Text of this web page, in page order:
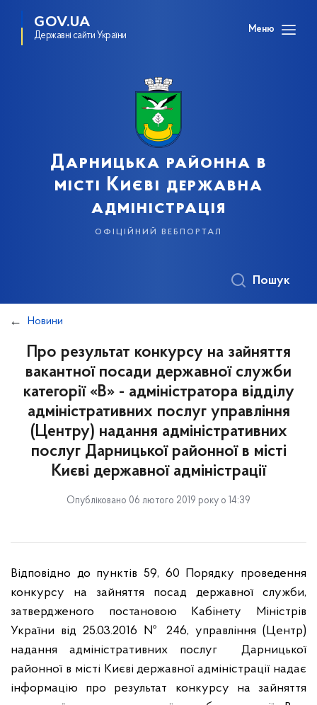
GOV.UA
Державні сайти України
Меню
Дарницька районна в
місті Києві державна
адміністрація
офіційний вебпортал
Пошук
Новини
Про результат конкурсу на зайняття
вакантної посади державної служби
категорії «В» - адміністратора відділу
адміністративних послуг управління
(Центру) надання адміністративних
послуг Дарницької районної в місті
Києві державної адміністрації
Опубліковано 06 лютого 2019 року о 14:39
Відповідно до пунктів 59, 60 Порядку проведення
конкурсу на зайняття посад державної служби,
затвердженого постановою Кабінету Міністрів
України від 25.03.2016 № 246, управління (Центр)
надання адміністративних послуг Дарницької
районної в місті Києві державної адміністрації надає
інформацію про результат конкурсу на зайняття